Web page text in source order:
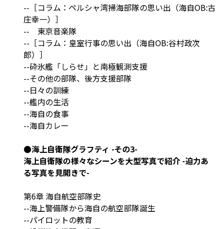
--［コラム：ペルシャ湾掃海部隊の思い出（海自OB:古
庄幸一）］
-- 東京音楽隊
--［コラム：皇室行事の思い出（海自OB:谷村政次
郎）］
--砕氷艦「しらせ」と南極観測支援
--その他の部隊、後方支援部隊
--日々の訓練
--艦内の生活
--海自の食事
--海自カレー
●海上自衛隊グラフティ -その3-
海上自衛隊の様々なシーンを大型写真で紹介 -迫力あ
る写真を見開きで-
第6章 海自航空部隊史
--海上警備隊から海自の航空部隊誕生
--パイロットの教育